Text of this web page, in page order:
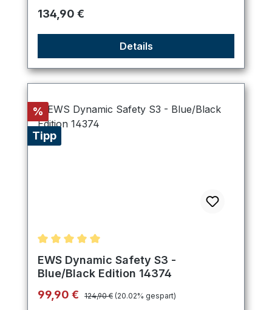
Regulärer Preis:
134,90 €
Details
Rabatt
%
Tipp
Durchschnittliche Bewertung von 5 von 5 Sternen
EWS Dynamic Safety S3 -
Blue/Black Edition 14374
Verkaufspreis:
99,90 € Regulärer Preis:
124,90 € (20.02% gespart)